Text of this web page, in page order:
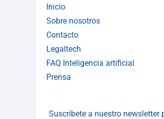
Inicio
Sobre nosotros
Contacto
Legaltech
FAQ Inteligencia artificial
Prensa
Suscríbete a nuestro